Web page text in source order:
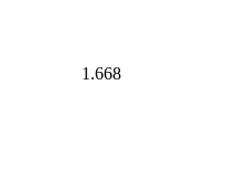
1.668